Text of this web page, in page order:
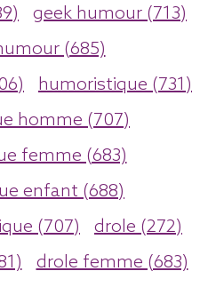
geek humour (713)
(685)
humoristique (731)
homme (707)
femme (683)
enfant (688)
(707)
drole (272)
drole femme (683)